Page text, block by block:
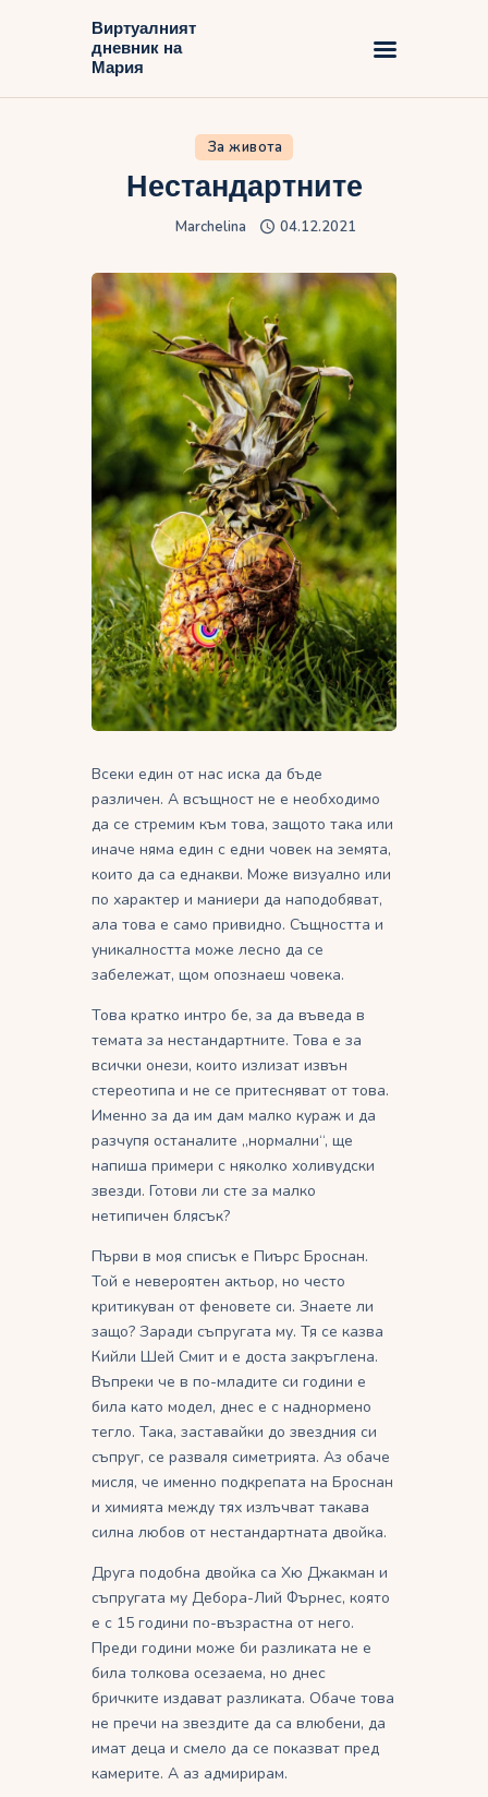
Виртуалният
дневник на
Мария
Виртуалният дневник на Мария
За живота
Нестандартните
Marchelina 04.12.2021
Всеки един от нас иска да бъде
различен. А всъщност не е необходимо
да се стремим към това, защото така или
иначе няма един с едни човек на земята,
които да са еднакви. Може визуално или
по характер и маниери да наподобяват,
ала това е само привидно. Същността и
уникалността може лесно да се
забележат, щом опознаеш човека.
Това кратко интро бе, за да въведа в
темата за нестандартните. Това е за
всички онези, които излизат извън
стереотипа и не се притесняват от това.
Именно за да им дам малко кураж и да
разчупя останалите „нормални“, ще
напиша примери с няколко холивудски
звезди. Готови ли сте за малко
нетипичен блясък?
Първи в моя списък е Пиърс Броснан.
Той е невероятен актьор, но често
критикуван от феновете си. Знаете ли
защо? Заради съпругата му. Тя се казва
Кийли Шей Смит и е доста закръглена.
Въпреки че в по-младите си години е
била като модел, днес е с наднормено
тегло. Така, заставайки до звездния си
съпруг, се разваля симетрията. Аз обаче
мисля, че именно подкрепата на Броснан
и химията между тях излъчват такава
силна любов от нестандартната двойка.
Друга подобна двойка са Хю Джакман и
съпругата му Дебора-Лий Фърнес, която
е с 15 години по-възрастна от него.
Преди години може би разликата не е
била толкова осезаема, но днес
бричките издават разликата. Обаче това
не пречи на звездите да са влюбени, да
имат деца и смело да се показват пред
камерите. А аз адмирирам.